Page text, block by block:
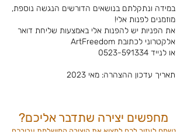
במידה ונתקלתם בנושאים הדורשים הנגשה נוספת,
מוזמנים לפנות אלי!
את הפניות יש להפנות אלי באמצעות שליחת דואר
אלקטרוני לכתובת ArtFreedom
או לנייד 0523-591334
תאריך עדכון ההצהרה: מאי 2023
מחפשים יצירה שתדבר אליכם?
נשמח לעזור לכם למצוא את היצירה המושלמת עבורכם